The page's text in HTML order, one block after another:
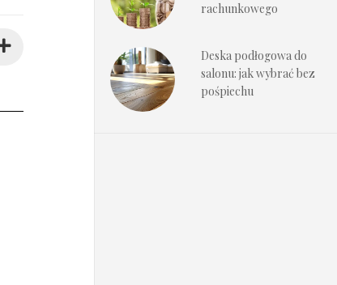
rachunkowego
Deska podłogowa do
salonu: jak wybrać bez
pośpiechu